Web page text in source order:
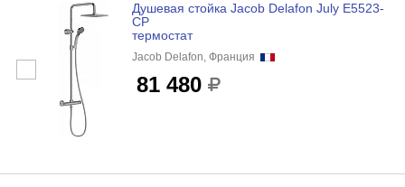
Душевая стойка Jacob Delafon July E5523-
CP
термостат
Jacob Delafon, Франция
81 480